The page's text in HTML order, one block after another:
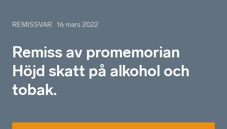
REMISSVAR 16 mars 2022
Remiss av promemorian
Höjd skatt på alkohol och
tobak.